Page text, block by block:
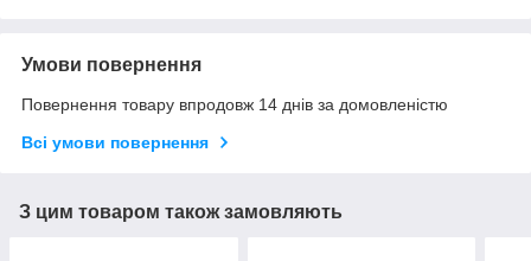
Умови повернення
Повернення товару впродовж 14 днів за домовленістю
Всі умови повернення
З цим товаром також замовляють